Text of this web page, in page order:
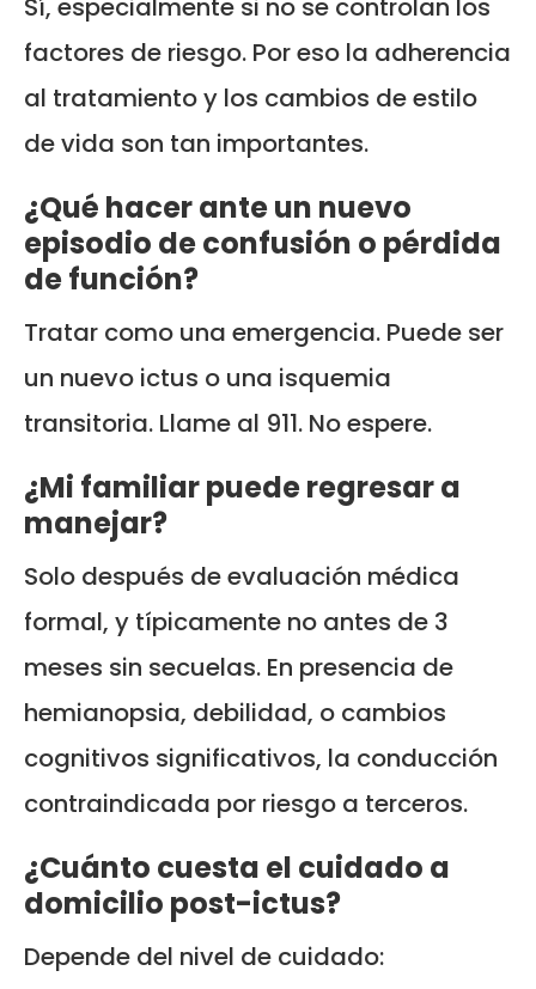
factores de riesgo. Por eso la adherencia
al tratamiento y los cambios de estilo
de vida son tan importantes.
¿Qué hacer ante un nuevo
episodio de confusión o pérdida
de función?
Tratar como una emergencia. Puede ser
un nuevo ictus o una isquemia
transitoria. Llame al 911. No espere.
¿Mi familiar puede regresar a
manejar?
Solo después de evaluación médica
formal, y típicamente no antes de 3
meses sin secuelas. En presencia de
hemianopsia, debilidad, o cambios
cognitivos significativos, la conducción
contraindicada por riesgo a terceros.
¿Cuánto cuesta el cuidado a
domicilio post-ictus?
Depende del nivel de cuidado: